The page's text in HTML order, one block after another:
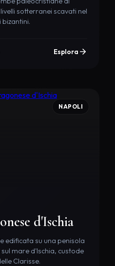
sotterranei scavati nel
Esplora
NAPOLI
d'Ischia
edificata su una penisola
mare d'Ischia, custode
Clarisse.